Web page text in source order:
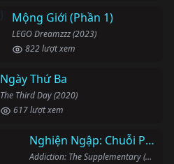
Mộng Giới (Phần 1)
LEGO Dreamzzz (2023)
822 lượt xem
Ngày Thứ Ba
The Third Day (2020)
617 lượt xem
Nghiện Ngập: Chuỗi Phim Bổ Trợ
Addiction: The Supplementary (2007)